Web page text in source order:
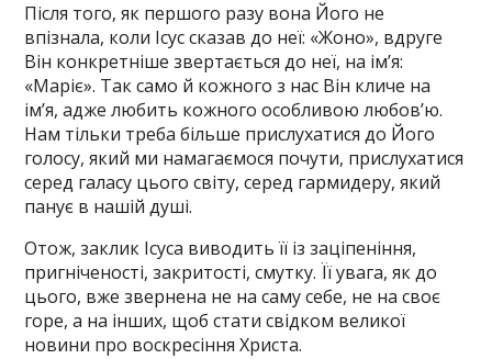
Після того, як першого разу вона Його не
впізнала, коли Ісус сказав до неї: «Жоно», вдруге
Він конкретніше звертається до неї, на ім’я:
«Маріє». Так само й кожного з нас Він кличе на
ім’я, адже любить кожного особливою любов’ю.
Нам тільки треба більше прислухатися до Його
голосу, який ми намагаємося почути, прислухатися
серед галасу цього світу, серед гармидеру, який
панує в нашій душі.
Отож, заклик Ісуса виводить її із заціпеніння,
пригніченості, закритості, смутку. Її увага, як до
цього, вже звернена не на саму себе, не на своє
горе, а на інших, щоб стати свідком великої
новини про воскресіння Христа.